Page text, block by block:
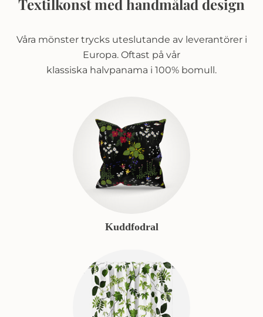
Textilkonst med handmålad design
Våra mönster trycks uteslutande av leverantörer i
Europa. Oftast på vår
klassiska halvpanama i 100% bomull.
Kuddfodral